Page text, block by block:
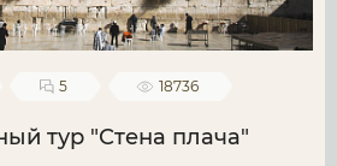
5 18736
тур "Стена плача"